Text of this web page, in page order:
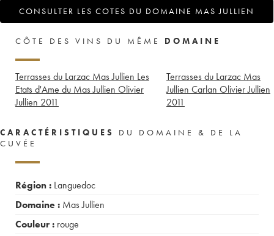
CONSULTER LES COTES DU DOMAINE MAS JULLIEN
CÔTE DES VINS DU MÊME DOMAINE
Terrasses du Larzac Mas Jullien Les
Etats d'Ame du Mas Jullien Olivier
Jullien 2011
Terrasses du Larzac Mas
Jullien Carlan Olivier Jullien
2011
CARACTÉRISTIQUES
DU DOMAINE & DE LA
CUVÉE
Région : Languedoc
Domaine : Mas Jullien
Couleur : rouge